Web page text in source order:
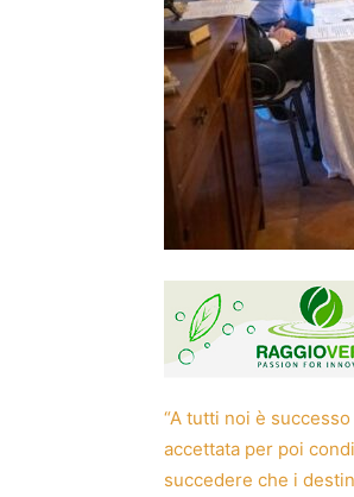
“A tutti noi è
accettata per poi
succedere che i